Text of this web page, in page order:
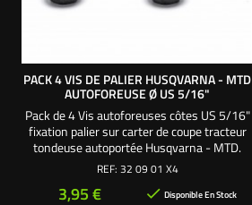
PACK 4 VIS DE PALIER HUSQVARNA - MTD
AUTOFOREUSE Ø US 5/16"
Pack de 4 Vis autoforeuses côtes US 5/16"
fixation palier sur carter de coupe tracteur
tondeuse autoportée Husqvarna - MTD.
Ø 5/16" = 7,94 mm. Longueur : 1" 1/4 =
5* Husqvarna : 320203 Pack de 4 vis pour
REF: 32 09 01 X4
Prix
3,95 €  Disponible En Stock